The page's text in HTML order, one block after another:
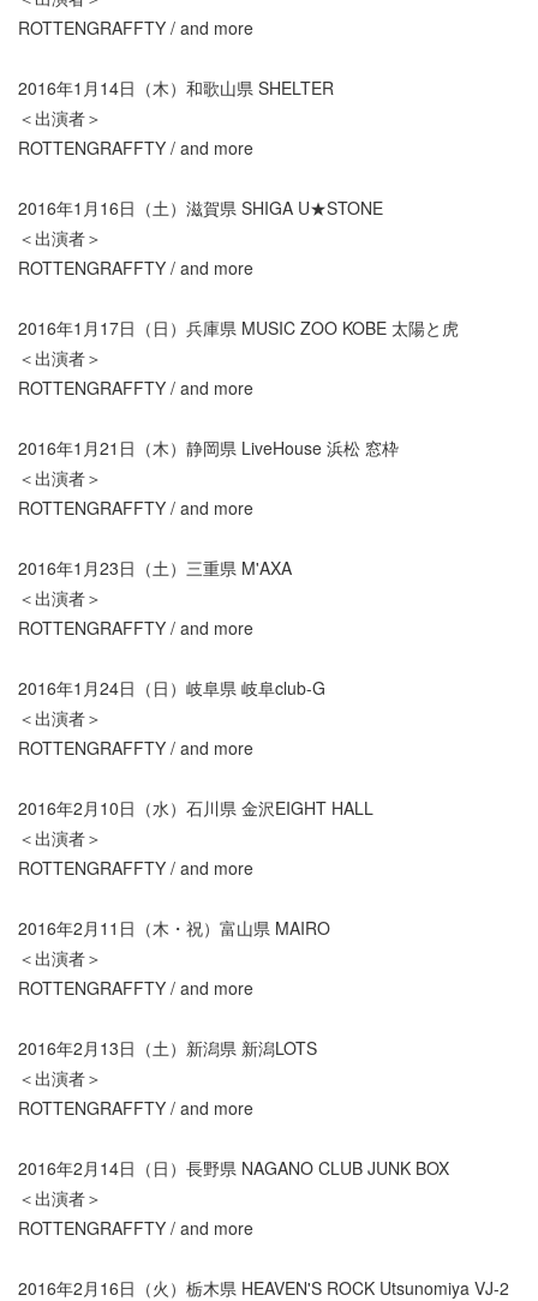
ROTTENGRAFFTY / and more
2016年1月14日（木）和歌山県 SHELTER
＜出演者＞
ROTTENGRAFFTY / and more
2016年1月16日（土）滋賀県 SHIGA U★STONE
＜出演者＞
ROTTENGRAFFTY / and more
2016年1月17日（日）兵庫県 MUSIC ZOO KOBE 太陽と虎
＜出演者＞
ROTTENGRAFFTY / and more
2016年1月21日（木）静岡県 LiveHouse 浜松 窓枠
＜出演者＞
ROTTENGRAFFTY / and more
2016年1月23日（土）三重県 M'AXA
＜出演者＞
ROTTENGRAFFTY / and more
2016年1月24日（日）岐阜県 岐阜club-G
＜出演者＞
ROTTENGRAFFTY / and more
2016年2月10日（水）石川県 金沢EIGHT HALL
＜出演者＞
ROTTENGRAFFTY / and more
2016年2月11日（木・祝）富山県 MAIRO
＜出演者＞
ROTTENGRAFFTY / and more
2016年2月13日（土）新潟県 新潟LOTS
＜出演者＞
ROTTENGRAFFTY / and more
2016年2月14日（日）長野県 NAGANO CLUB JUNK BOX
＜出演者＞
ROTTENGRAFFTY / and more
2016年2月16日（火）栃木県 HEAVEN'S ROCK Utsunomiya VJ-2